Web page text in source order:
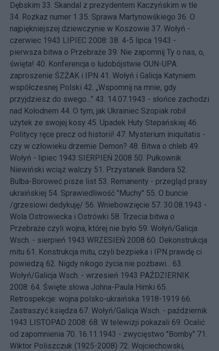
Dębskim 33. Skandal z prezydentem Kaczyńskim w tle
34. Rozkaz numer 1 35. Sprawa Martynowśkiego 36. O
najpiękniejszej dziewczynie w Koszowie 37. Wołyń -
czerwiec 1943 LIPIEC 2008: 38. 4-5 lipca 1943 -
pierwsza bitwa o Przebraże 39. Nie zapomnij Ty o nas, o,
święta! 40. Konferencja o ludobójstwie OUN-UPA:
zaproszenie ŚZŻAK i IPN 41. Wołyń i Galicja Katyniem
współczesnej Polski 42. „Wspomnij na mnie, gdy
przyjdziesz do swego...” 43. 14.07.1943 - słońce zachodzi
nad Kołodnem 44. O tym, jak Ukrainiec Szopiak robił
użytek ze swojej kosy 45. Upadek Huty Stepańskiej 46.
Politycy ręce precz od historii! 47. Mysterium iniquitatis -
czy w człowieku drzemie Demon? 48. Bitwa o chleb 49.
Wołyń - lipiec 1943 SIERPIEŃ 2008 50. Pułkownik
Niewiński wciąż walczy 51. Przystanek Bandera 52.
Bulba-Boroweć pisze list 53. Remanenty - przegląd prasy
ukraińskiej 54. Sprawiedliwość "Muchy" 55. O buncie
/grzesiowi dedykuję/ 56. Wniebowzięcie 57. 30.08.1943 -
Wola Ostrowiecka i Ostrówki 58. Trzecia bitwa o
Przebraże czyli wojna, której nie było 59. Wołyń/Galicja
Wsch. - sierpień 1943 WRZESIEŃ 2008 60. Dekonstrukcja
mitu 61. Konstrukcja mitu, czyli bezpieka i IPN prawdę ci
powiedzą 62. Nigdy nikogo życia nie pozbawi... 63.
Wołyń/Galicja Wsch. - wrzesień 1943 PAŹDZIERNIK
2008: 64. Święte słowa Johna-Paula Himki 65.
Retrospekcje: wojna polsko-ukraińska 1918-1919 66.
Zastraszyć księdza 67. Wołyń/Galicja Wsch. - październik
1943 LISTOPAD 2008: 68. W telewizji pokazali 69. Ocalić
od zapomnienia 70. 16.11.1943 - zwycięstwo "Bomby" 71.
Wiktor Poliszczuk (1925-2008) 72. Wojciechowski,